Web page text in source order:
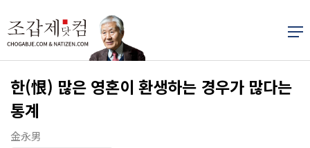
한(恨) 많은 영혼이 환생하는 경우가 많다는
통계
金永男